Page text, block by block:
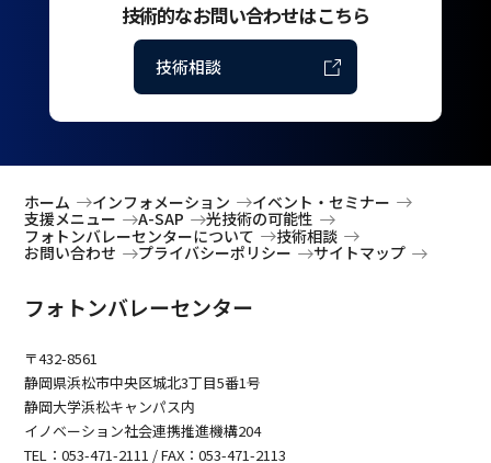
技術的なお問い合わせはこちら
技術相談
フォトンバレーセンター
〒432-8561
静岡県浜松市中央区城北3丁目5番1号
静岡大学浜松キャンパス内
イノベーション社会連携推進機構204
TEL：053-471-2111 / FAX：053-471-2113
ホーム インフォメーション イベント・セミナー
支援メニュー A-SAP 光技術の可能性
フォトンバレーセンターについて 技術相談
お問い合わせ プライバシーポリシー サイトマップ